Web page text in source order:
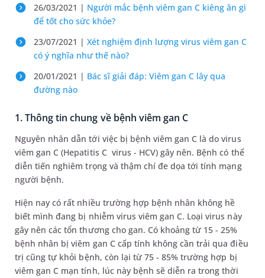
26/03/2021 | Người mắc bệnh viêm gan C kiêng ăn gì
để tốt cho sức khỏe?
23/07/2021 | Xét nghiệm định lượng virus viêm gan C
có ý nghĩa như thế nào?
20/01/2021 | Bác sĩ giải đáp: Viêm gan C lây qua
đường nào
1. Thông tin chung về bệnh viêm gan C
Nguyên nhân dẫn tới việc bị bệnh viêm gan C là do virus
viêm gan C (Hepatitis C virus - HCV) gây nên. Bệnh có thể
diễn tiến nghiêm trọng và thậm chí đe dọa tới tính mạng
người bệnh.
Hiện nay có rất nhiều trường hợp bệnh nhân không hề
biết mình đang bị nhiễm virus viêm gan C. Loại virus này
gây nên các tổn thương cho gan. Có khoảng từ 15 - 25%
bệnh nhân bị viêm gan C cấp tính không cần trải qua điều
trị cũng tự khỏi bệnh, còn lại từ 75 - 85% trường hợp bị
viêm gan C mạn tính, lúc này bệnh sẽ diễn ra trong thời